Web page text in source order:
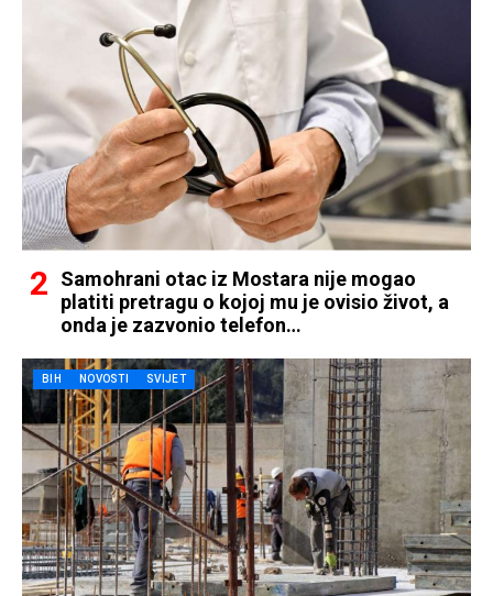
Samohrani otac iz Mostara nije mogao
platiti pretragu o kojoj mu je ovisio život, a
onda je zazvonio telefon…
BIH NOVOSTI SVIJET